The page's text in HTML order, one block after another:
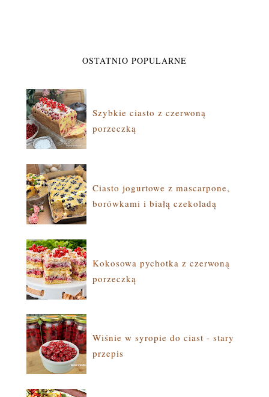
OSTATNIO POPULARNE
Szybkie ciasto z czerwoną
porzeczką
Ciasto jogurtowe z mascarpone,
borówkami i białą czekoladą
Kokosowa pychotka z czerwoną
porzeczką
Wiśnie w syropie do ciast - stary
przepis